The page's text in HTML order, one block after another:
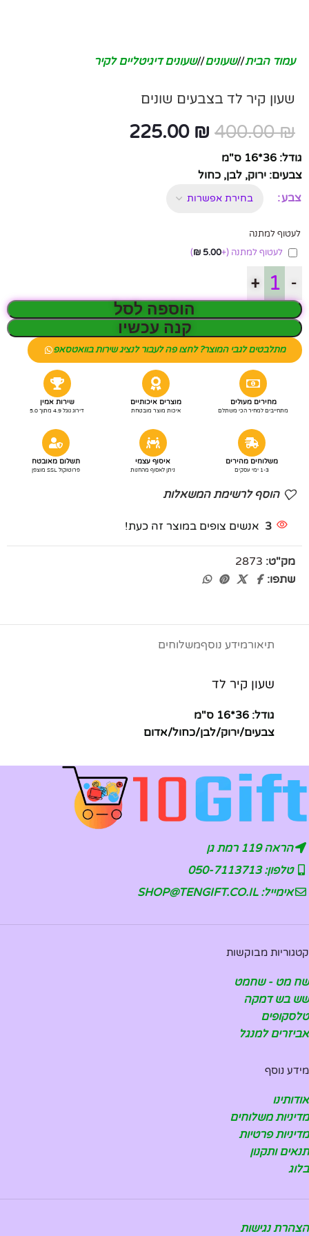
עמוד הבית/ שעונים/ שעונים דיגיטליים לקיר
שעון קיר לד בצבעים שונים
400.00₪
225.00 ₪
גודל: 36*16 ס"מ
צבעים: ירוק, לבן, כחול
צבע
לעטוף למתנה
לעטוף למתנה (+
5.00
₪
)
-
+
הוספה לסל
קנה עכשיו
מתלבטים לגבי המוצר? לחצו פה לעבור לנציג שירות בוואטסאפ
מחירים מעולים
מתחייבים למחיר הכי משתלם
מוצרים איכותיים
איכות מוצר מובטחת
שירות אמין
דירוג גוגל 4.9 מתוך 5.0
משלוחים מהירים
1-3 ימי עסקים
איסוף עצמי
ניתן לאסוף מהחנות
תשלום מאובטח
פרוטוקול SSL מוצפן
הוסף לרשימת המשאלות
3 אנשים צופים במוצר זה כעת!
מק"ט: 2873
שתפו:
תיאורמידע נוסףמשלוחים
שעון קיר לד
גודל: 36*16 ס"מ
צבעים/ירוק/לבן/כחול/אדום
הראה 119 רמת גן
טלפון: 050-7113713
אימייל: SHOP@TENGIFT.CO.IL
קטגוריות מבוקשות
שח מט - שחמט
שש בש דמקה
טלסקופים
אביזרים למנגל
מידע נוסף
אודותינו
מדיניות משלוחים
מדיניות פרטיות
תנאים ותקנון
בלוג
הצהרת נגישות